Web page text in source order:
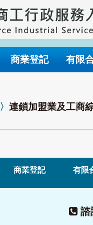
商業登記 有限
〉連鎖加盟業及工商
商業登記 有限
諮